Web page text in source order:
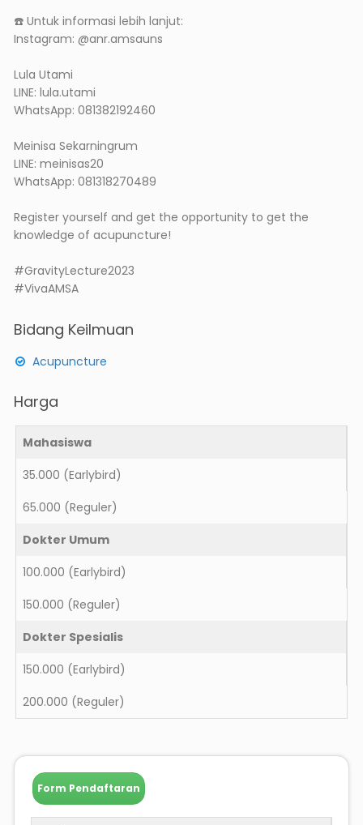
☎️ Untuk informasi lebih lanjut:
Instagram: @anr.amsauns
Lula Utami
LINE: lula.utami
WhatsApp: 081382192460
Meinisa Sekarningrum
LINE: meinisas20
WhatsApp: 081318270489
Register yourself and get the opportunity to get the
knowledge of acupuncture!
#GravityLecture2023
#VivaAMSA
Bidang Keilmuan
Acupuncture
Harga
Mahasiswa
35.000 (Earlybird)
65.000 (Reguler)
Dokter Umum
100.000 (Earlybird)
150.000 (Reguler)
Dokter Spesialis
150.000 (Earlybird)
200.000 (Reguler)
Form Pendaftaran